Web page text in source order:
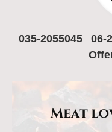
035-2055045 06-